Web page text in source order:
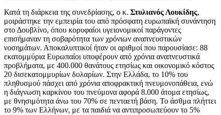
Κατά τη διάρκεια της συνεδρίασης, ο κ. Στυλιανός Λουκίδης,
μοιράστηκε την εμπειρία του από πρόσφατη ευρωπαϊκή συνάντηση
στο Δουβλίνο, όπου κορυφαίοι υγειονομικοί παράγοντες
επισήμαναν τη σοβαρότητα των χρόνιων αναπνευστικών
νοσημάτων. Αποκαλυπτικοί ήταν οι αριθμοί που παρουσίασε: 88
εκατομμύρια Ευρωπαίοι υποφέρουν από χρόνια αναπνευστικά
προβλήματα, με 400.000 θανάτους ετησίως και οικονομικό κόστος
20 δισεκατομμυρίων δολαρίων. Στην Ελλάδα, το 10% του
πληθυσμού πάσχει από χρόνια αποφρακτική πνευμονοπάθεια, ενώ
η διάγνωση καρκίνου του πνεύμονα αφορά 8.000 άτομα ετησίως,
με θνησιμότητα άνω του 70% σε πενταετή βάση. Το άσθμα πλήττει
το 9% των Ελλήνων, με τα παιδιά να αντιπροσωπεύουν το 5%